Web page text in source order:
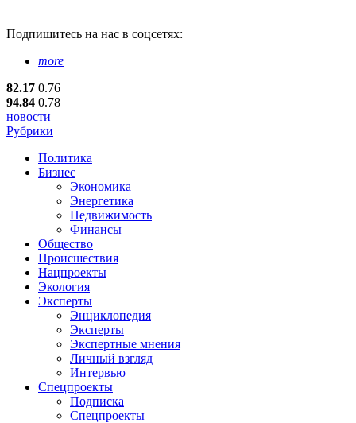
Подпишитесь на нас в соцсетях:
more
82.17 0.76
94.84 0.78
новости
Рубрики
Политика
Бизнес
Экономика
Энергетика
Недвижимость
Финансы
Общество
Происшествия
Нацпроекты
Экология
Эксперты
Энциклопедия
Эксперты
Экспертные мнения
Личный взгляд
Интервью
Спецпроекты
Подписка
Спецпроекты